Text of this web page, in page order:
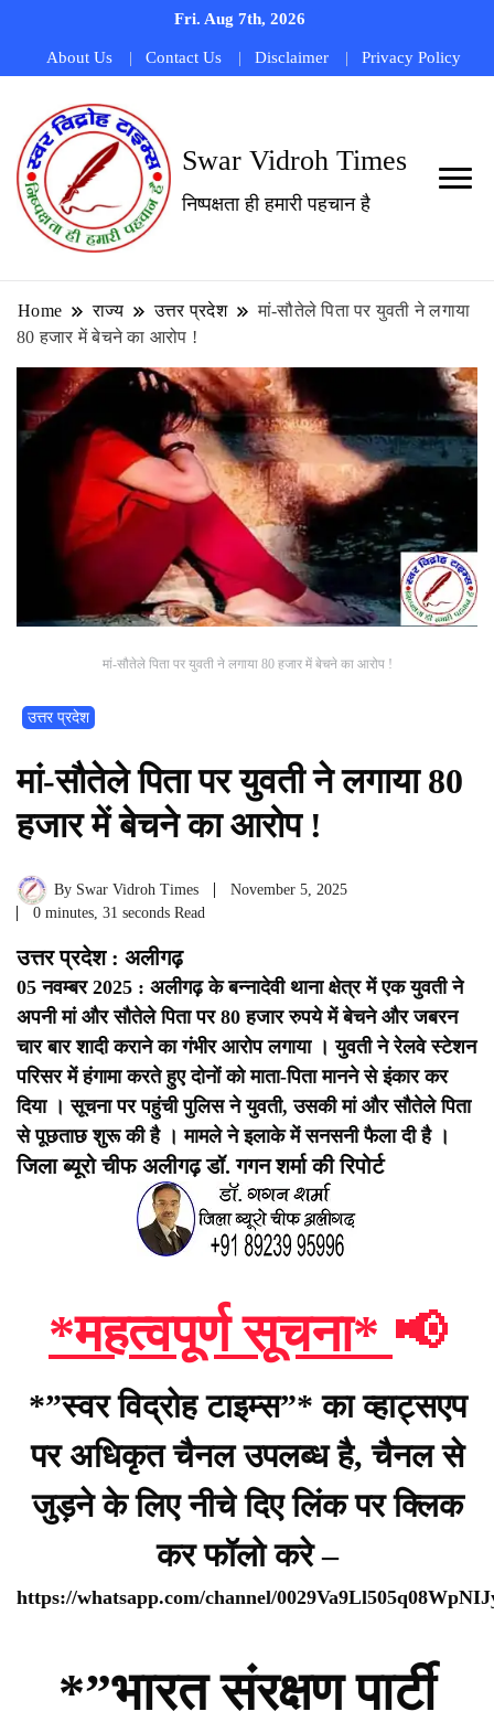
Fri. Aug 7th, 2026
About Us Contact Us Disclaimer Privacy Policy
Swar Vidroh Times
निष्पक्षता ही हमारी पहचान है
Home राज्य उत्तर प्रदेश
मां-सौतेले पिता पर युवती ने लगाया
80 हजार में बेचने का आरोप !
मां-सौतेले पिता पर युवती ने लगाया 80 हजार में बेचने का आरोप !
उत्तर प्रदेश
मां-सौतेले पिता पर युवती ने लगाया 80
हजार में बेचने का आरोप !
By Swar Vidroh Times
November 5, 2025
0 minutes, 31 seconds Read
उत्तर प्रदेश : अलीगढ़
05 नवम्बर 2025 : अलीगढ़ के बन्नादेवी थाना क्षेत्र में एक युवती ने
अपनी मां और सौतेले पिता पर 80 हजार रुपये में बेचने और जबरन
चार बार शादी कराने का गंभीर आरोप लगाया । युवती ने रेलवे स्टेशन
परिसर में हंगामा करते हुए दोनों को माता-पिता मानने से इंकार कर
दिया । सूचना पर पहुंची पुलिस ने युवती, उसकी मां और सौतेले पिता
से पूछताछ शुरू की है । मामले ने इलाके में सनसनी फैला दी है ।
जिला ब्यूरो चीफ अलीगढ़ डॉ. गगन शर्मा की रिपोर्ट
*महत्वपूर्ण सूचना* 📢
*”स्वर विद्रोह टाइम्स”* का व्हाट्सएप
पर अधिकृत चैनल उपलब्ध है, चैनल से
जुड़ने के लिए नीचे दिए लिंक पर क्लिक
कर फॉलो करे –
https://whatsapp.com/channel/
*”भारत संरक्षण पार्टी